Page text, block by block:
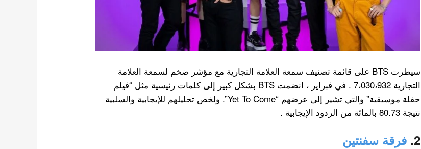
سيطرت BTS على قائمة تصنيف سمعة العلامة التجارية مع مؤشر ضخم لسمعة العلامة
التجارية 7،030،932 . في فبراير ، انضمت BTS بشكل كبير إلى كلمات رئيسية مثل “فيلم
حفلة موسيقية” والتي تشير إلى عرضهم “Yet To Come”. ولخص تحليلهم للإيجابية والسلبية
نتيجة 80.73 بالمائة من الردود الإيجابية .
2. فرقة سفنتين